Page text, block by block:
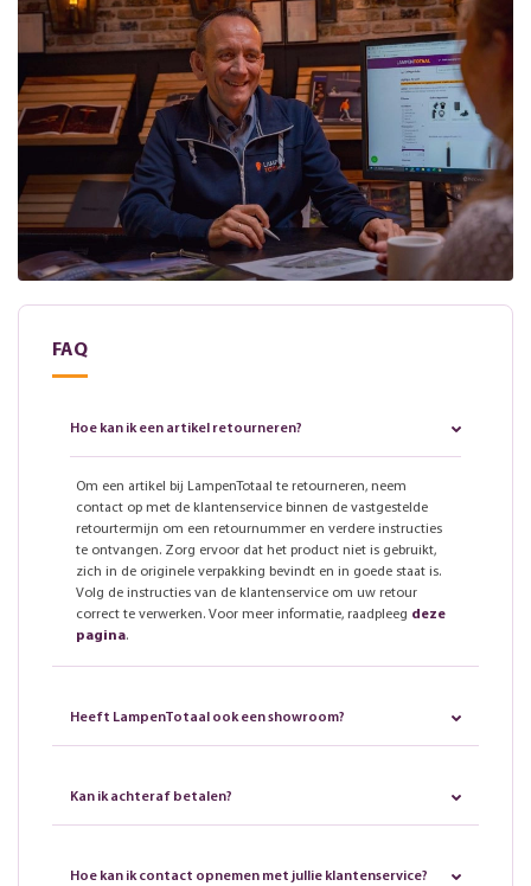
FAQ
Hoe kan ik een artikel retourneren?
Om een artikel bij LampenTotaal te retourneren, neem
contact op met de klantenservice binnen de vastgestelde
retourtermijn om een retournummer en verdere instructies
te ontvangen. Zorg ervoor dat het product niet is gebruikt,
zich in de originele verpakking bevindt en in goede staat is.
Volg de instructies van de klantenservice om uw retour
correct te verwerken. Voor meer informatie, raadpleeg deze
pagina.
Heeft LampenTotaal ook een showroom?
Kan ik achteraf betalen?
Hoe kan ik contact opnemen met jullie klantenservice?